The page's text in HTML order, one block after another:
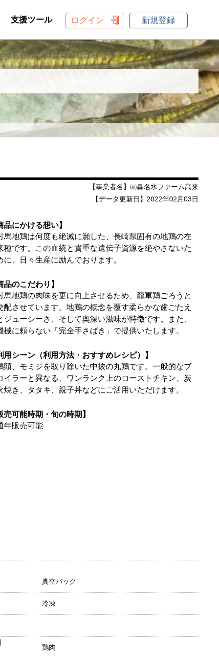
支援ツール ログイン 新規登録
【事業者名】㈱轟名水ファーム高来
【データ更新日】2022年02月03日
品にかける想い】
馬地鶏は何度も絶滅に瀕した、長崎県固有の地鶏の在
種です。この血統と貴重な遺伝子資源を絶やさないた
に、日々生産に励んでおります。
品のこだわり】
馬地鶏の肉味を更に向上させるため、龍軍鶏ごろうと
配させています。地鶏の概念を覆す柔らかな歯ごたえ
ジューシーさ、そして奥深い滋味が特徴です。また、
械に頼らない「完全手さばき」で提供いたします。
用シーン（利用方法・おすすめレシピ）】
頭、モミジを取り除いた中抜の丸鶏です。一般的なブ
イラーと異なる、ワンランク上のローストチキン、炭
焼き、タタキ、親子丼などにご活用いただけます。
売可能時期・旬の時期】
年販売可能
真空パック
冷凍
鶏肉